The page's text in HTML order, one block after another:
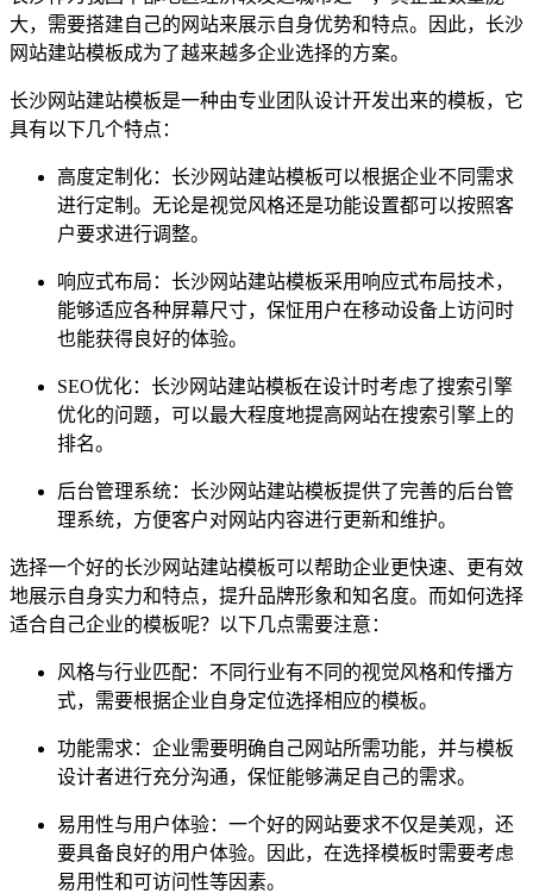
大，需要搭建自己的网站来展示自身优势和特点。因此，长沙
网站建站模板成为了越来越多企业选择的方案。
长沙网站建站模板是一种由专业团队设计开发出来的模板，它
具有以下几个特点：
高度定制化：长沙网站建站模板可以根据企业不同需求
进行定制。无论是视觉风格还是功能设置都可以按照客
户要求进行调整。
响应式布局：长沙网站建站模板采用响应式布局技术，
能够适应各种屏幕尺寸，保怔用户在移动设备上访问时
也能获得良好的体验。
SEO优化：长沙网站建站模板在设计时考虑了搜索引擎
优化的问题，可以最大程度地提高网站在搜索引擎上的
排名。
后台管理系统：长沙网站建站模板提供了完善的后台管
理系统，方便客户对网站内容进行更新和维护。
选择一个好的长沙网站建站模板可以帮助企业更快速、更有效
地展示自身实力和特点，提升品牌形象和知名度。而如何选择
适合自己企业的模板呢？以下几点需要注意：
风格与行业匹配：不同行业有不同的视觉风格和传播方
式，需要根据企业自身定位选择相应的模板。
功能需求：企业需要明确自己网站所需功能，并与模板
设计者进行充分沟通，保怔能够满足自己的需求。
易用性与用户体验：一个好的网站要求不仅是美观，还
要具备良好的用户体验。因此，在选择模板时需要考虑
易用性和可访问性等因素。